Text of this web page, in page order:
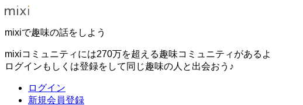
mixiで趣味の話をしよう
mixiコミュニティには270万を超える趣味コミュニティがあるよ
ログインもしくは登録をして同じ趣味の人と出会おう♪
ログイン
新規会員登録